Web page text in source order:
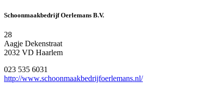
Schoonmaakbedrijf Oerlemans B.V.
28
Aagje Dekenstraat
2032 VD Haarlem
023 535 6031
http://www.schoonmaakbedrijfoerlemans.nl/